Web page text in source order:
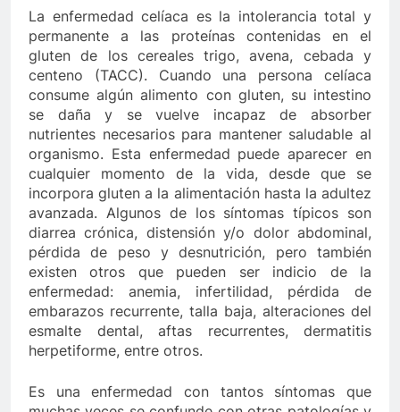
La enfermedad celíaca es la intolerancia total y
permanente a las proteínas contenidas en el
gluten de los cereales trigo, avena, cebada y
centeno (TACC). Cuando una persona celíaca
consume algún alimento con gluten, su intestino
se daña y se vuelve incapaz de absorber
nutrientes necesarios para mantener saludable al
organismo. Esta enfermedad puede aparecer en
cualquier momento de la vida, desde que se
incorpora gluten a la alimentación hasta la adultez
avanzada. Algunos de los síntomas típicos son
diarrea crónica, distensión y/o dolor abdominal,
pérdida de peso y desnutrición, pero también
existen otros que pueden ser indicio de la
enfermedad: anemia, infertilidad, pérdida de
embarazos recurrente, talla baja, alteraciones del
esmalte dental, aftas recurrentes, dermatitis
herpetiforme, entre otros.
Es una enfermedad con tantos síntomas que